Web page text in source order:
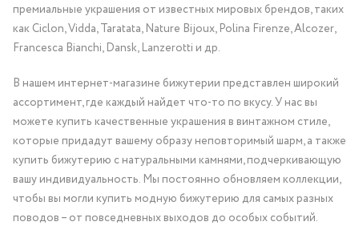
премиальные украшения от известных мировых брендов, таких
как Ciclon, Vidda, Taratata, Nature Bijoux, Polina Firenze, Alcozer,
Francesca Bianchi, Dansk, Lanzerotti и др.
В нашем интернет-магазине бижутерии представлен широкий
ассортимент, где каждый найдет что-то по вкусу. У нас вы
можете купить качественные украшения в винтажном стиле,
которые придадут вашему образу неповторимый шарм, а также
купить бижутерию с натуральными камнями, подчеркивающую
вашу индивидуальность. Мы постоянно обновляем коллекции,
чтобы вы могли купить модную бижутерию для самых разных
поводов – от повседневных выходов до особых событий.